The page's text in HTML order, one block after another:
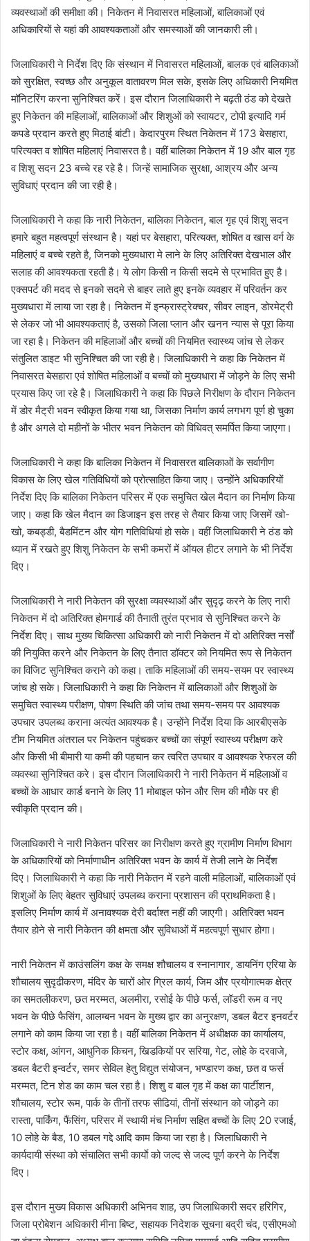
व्यवस्थाओं की समीक्षा की। निकेतन में निवासरत महिलाओं, बालिकाओं एवं
अधिकारियों से यहां की आवश्यकताओं और समस्याओं की जानकारी ली।
जिलाधिकारी ने निर्देश दिए कि संस्थान में निवासरत महिलाओं, बालक एवं बालिकाओं
को सुरक्षित, स्वच्छ और अनुकूल वातावरण मिल सके, इसके लिए अधिकारी नियमित
मॉनिटरिंग करना सुनिश्चित करें। इस दौरान जिलाधिकारी ने बढ़ती ठंड को देखते
हुए निकेतन की महिलाओं, बालिकाओं और शिशुओं को स्वायटर, टोपी इत्यादि गर्म
कपडे प्रदान करते हुए मिठाई बांटी। केदारपुरम स्थित निकेतन में 173 बेसहारा,
परित्यक्त व शोषित महिलाएं निवासरत है। वहीं बालिका निकेतन में 19 और बाल गृह
व शिशु सदन 23 बच्चे रह रहे है। जिन्हें सामाजिक सुरक्षा, आश्रय और अन्य
सुविधाएं प्रदान की जा रही है।
जिलाधिकारी ने कहा कि नारी निकेतन, बालिका निकेतन, बाल गृह एवं शिशु सदन
हमारे बहुत महत्वपूर्ण संस्थान है। यहां पर बेसहारा, परित्यक्त, शोषित व खास वर्ग के
महिलाएं व बच्चे रहते है, जिनको मुख्यधारा मे लाने के लिए अतिरिक्त देखभाल और
सलाह की आवश्यकता रहती है। ये लोग किसी न किसी सदमे से प्रभावित हुए है।
एक्सपर्ट की मदद से इनको सदमे से बाहर लाते हुए इनके व्यवहार में परिवर्तन कर
मुख्यधारा में लाया जा रहा है। निकेतन में इन्फ्रास्ट्रेक्चर, सीवर लाइन, डोरमेट्री
से लेकर जो भी आवश्यकताएं है, उसको जिला प्लान और खनन न्यास से पूरा किया
जा रहा है। निकेतन की महिलाओं और बच्चों की नियमित स्वास्थ्य जांच से लेकर
संतुलित डाइट भी सुनिश्चित की जा रही है। जिलाधिकारी ने कहा कि निकेतन में
निवासरत बेसहारा एवं शोषित महिलाओं व बच्चों को मुख्यधारा में जोड़ने के लिए सभी
प्रयास किए जा रहे है। जिलाधिकारी ने कहा कि पिछले निरीक्षण के दौरान निकेतन
में डोर मैट्री भवन स्वीकृत किया गया था, जिसका निर्माण कार्य लगभग पूर्ण हो चुका
है और अगले दो महीनों के भीतर भवन निकेतन को विधिवत् समर्पित किया जाएगा।
जिलाधिकारी ने कहा कि बालिका निकेतन में निवासरत बालिकाओं के सर्वागीण
विकास के लिए खेल गतिविधियों को प्रोत्साहित किया जाए। उन्होंने अधिकारियों
निर्देश दिए कि बालिका निकेतन परिसर में एक समुचित खेल मैदान का निर्माण किया
जाए। कहा कि खेल मैदान का डिजाइन इस तरह से तैयार किया जाए जिसमें खो-
खो, कबड्डी, बैडमिंटन और योग गतिविधियां हो सके। वहीं जिलाधिकारी ने ठंड को
ध्यान में रखते हुए शिशु निकेतन के सभी कमरों में ऑयल हीटर लगाने के भी निर्देश
दिए।
जिलाधिकारी ने नारी निकेतन की सुरक्षा व्यवस्थाओं और सुदृढ़ करने के लिए नारी
निकेतन में दो अतिरिक्त होमगार्ड की तैनाती तुरंत प्रभाव से सुनिश्चित करने के
निर्देश दिए। साथ मुख्य चिकित्सा अधिकारी को नारी निकेतन में दो अतिरिक्त नर्सों
की नियुक्ति करने और निकेतन के लिए तैनात डॉक्टर को नियमित रूप से निकेतन
का विजिट सुनिश्चित कराने को कहा। ताकि महिलाओं की समय-सयम पर स्वास्थ्य
जांच हो सके। जिलाधिकारी ने कहा कि निकेतन में बालिकाओं और शिशुओं के
समुचित स्वास्थ्य परीक्षण, पोषण स्थिति की जांच तथा समय-समय पर आवश्यक
उपचार उपलब्ध कराना अत्यंत आवश्यक है। उन्होंने निर्देश दिया कि आरबीएसके
टीम नियमित अंतराल पर निकेतन पहुंचकर बच्चों का संपूर्ण स्वास्थ्य परीक्षण करे
और किसी भी बीमारी या कमी की पहचान कर त्वरित उपचार व आवश्यक रेफरल की
व्यवस्था सुनिश्चित करे। इस दौरान जिलाधिकारी ने नारी निकेतन में महिलाओं व
बच्चों के आधार कार्ड बनाने के लिए 11 मोबाइल फोन और सिम की मौके पर ही
स्वीकृति प्रदान की।
जिलाधिकारी ने नारी निकेतन परिसर का निरीक्षण करते हुए ग्रामीण निर्माण विभाग
के अधिकारियों को निर्माणाधीन अतिरिक्त भवन के कार्य में तेजी लाने के निर्देश
दिए। जिलाधिकारी ने कहा कि नारी निकेतन में रहने वाली महिलाओं, बालिकाओं एवं
शिशुओं के लिए बेहतर सुविधाएं उपलब्ध कराना प्रशासन की प्राथमिकता है।
इसलिए निर्माण कार्य में अनावश्यक देरी बर्दाश्त नहीं की जाएगी। अतिरिक्त भवन
तैयार होने से नारी निकेतन की क्षमता और सुविधाओं में महत्वपूर्ण सुधार होगा।
नारी निकेतन में काउंसलिंग कक्ष के समक्ष शौचालय व स्नानागार, डायनिंग एरिया के
शौचालय सुदृढीकरण, मंदिर के चारों ओर ग्रिल कार्य, जिम और प्रयोगात्मक क्षेत्र
का समतलीकरण, छत मरम्मत, अलमीरा, रसोई के पीछे फर्स, लॉडरी रूम व नए
भवन के पीछे फैसिंग, आलम्बन भवन के मुख्य द्वार का अनुरक्षण, डबल बैटर इनवर्टर
लगाने को काम किया जा रहा है। वहीं बालिका निकेतन में अधीक्षक का कार्यालय,
स्टोर कक्ष, आंगन, आधुनिक किचन, खिडकियों पर सरिया, गेट, लोहे के दरवाजे,
डबल बैटरी इन्वर्टर, समर सेविल हेतु विद्युत संयोजन, भण्डारण कक्ष, छत व फर्स
मरम्मत, टिन शेड का काम चल रहा है। शिशु व बाल गृह में कक्ष का पार्टीशन,
शौचालय, स्टोर रूम, पार्क के तीनों तरफ सीढियां, तीनों संस्थान को जोड़ने का
रास्ता, पार्किंग, फैंसिंग, परिसर में स्थायी मंच निर्माण सहित बच्चों के लिए 20 रजाई,
10 लोहे के बैड, 10 डबल गद्दे आदि काम किया जा रहा है। जिलाधिकारी ने
कार्यदायी संस्था को संचालित सभी कार्याे को जल्द से जल्द पूर्ण करने के निर्देश
दिए।
इस दौरान मुख्य विकास अधिकारी अभिनव शाह, उप जिलाधिकारी सदर हरिगिर,
जिला प्रोबेशन अधिकारी मीना बिष्ट, सहायक निदेशक सूचना बद्री चंद, एसीएमओ